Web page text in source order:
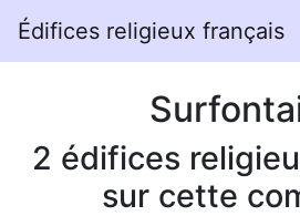
Édifices religieux français
2 édifices
sur cette